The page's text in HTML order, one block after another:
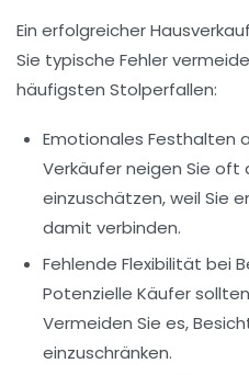
Ein erfolgreicher
Sie typische Fehler
häufigsten Stolperfallen:
Emotionales Festhalten
Verkäufer neigen Sie oft
einzuschätzen, weil Sie
damit verbinden.
Fehlende Flexibilität bei
Potenzielle Käufer
Vermeiden Sie es,
einzuschränken.